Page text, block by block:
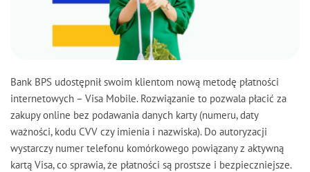
Aktualności
Kontakt
Dostępność
PL
wersja polska
change the language
змінити мову
EN
english version
UK
Українська версія
Bank BPS udostępnił swoim klientom nową metodę płatności
internetowych – Visa Mobile. Rozwiązanie to pozwala płacić za
zakupy online bez podawania danych karty (numeru, daty
ważności, kodu CVV czy imienia i nazwiska). Do autoryzacji
wystarczy numer telefonu komórkowego powiązany z aktywną
kartą Visa, co sprawia, że płatności są prostsze i bezpieczniejsze.